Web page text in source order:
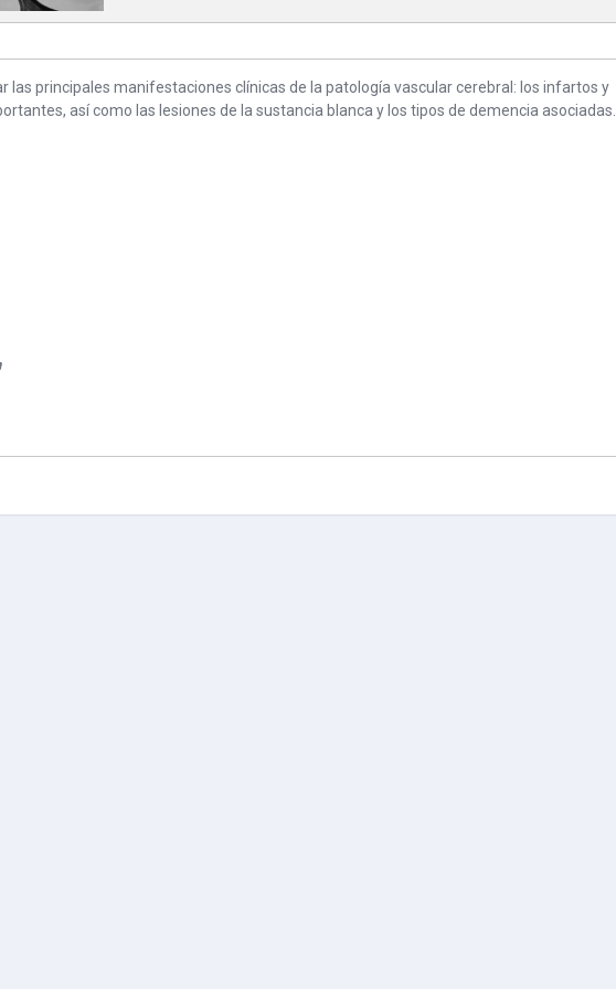
las principales manifestaciones clínicas de la patología vascular cerebral: los infartos y
así como las lesiones de la sustancia blanca y los tipos de demencia asociadas.